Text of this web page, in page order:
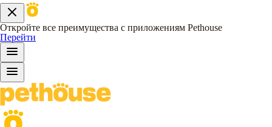
Откройте все преимущества с приложениям Pethouse
Перейти